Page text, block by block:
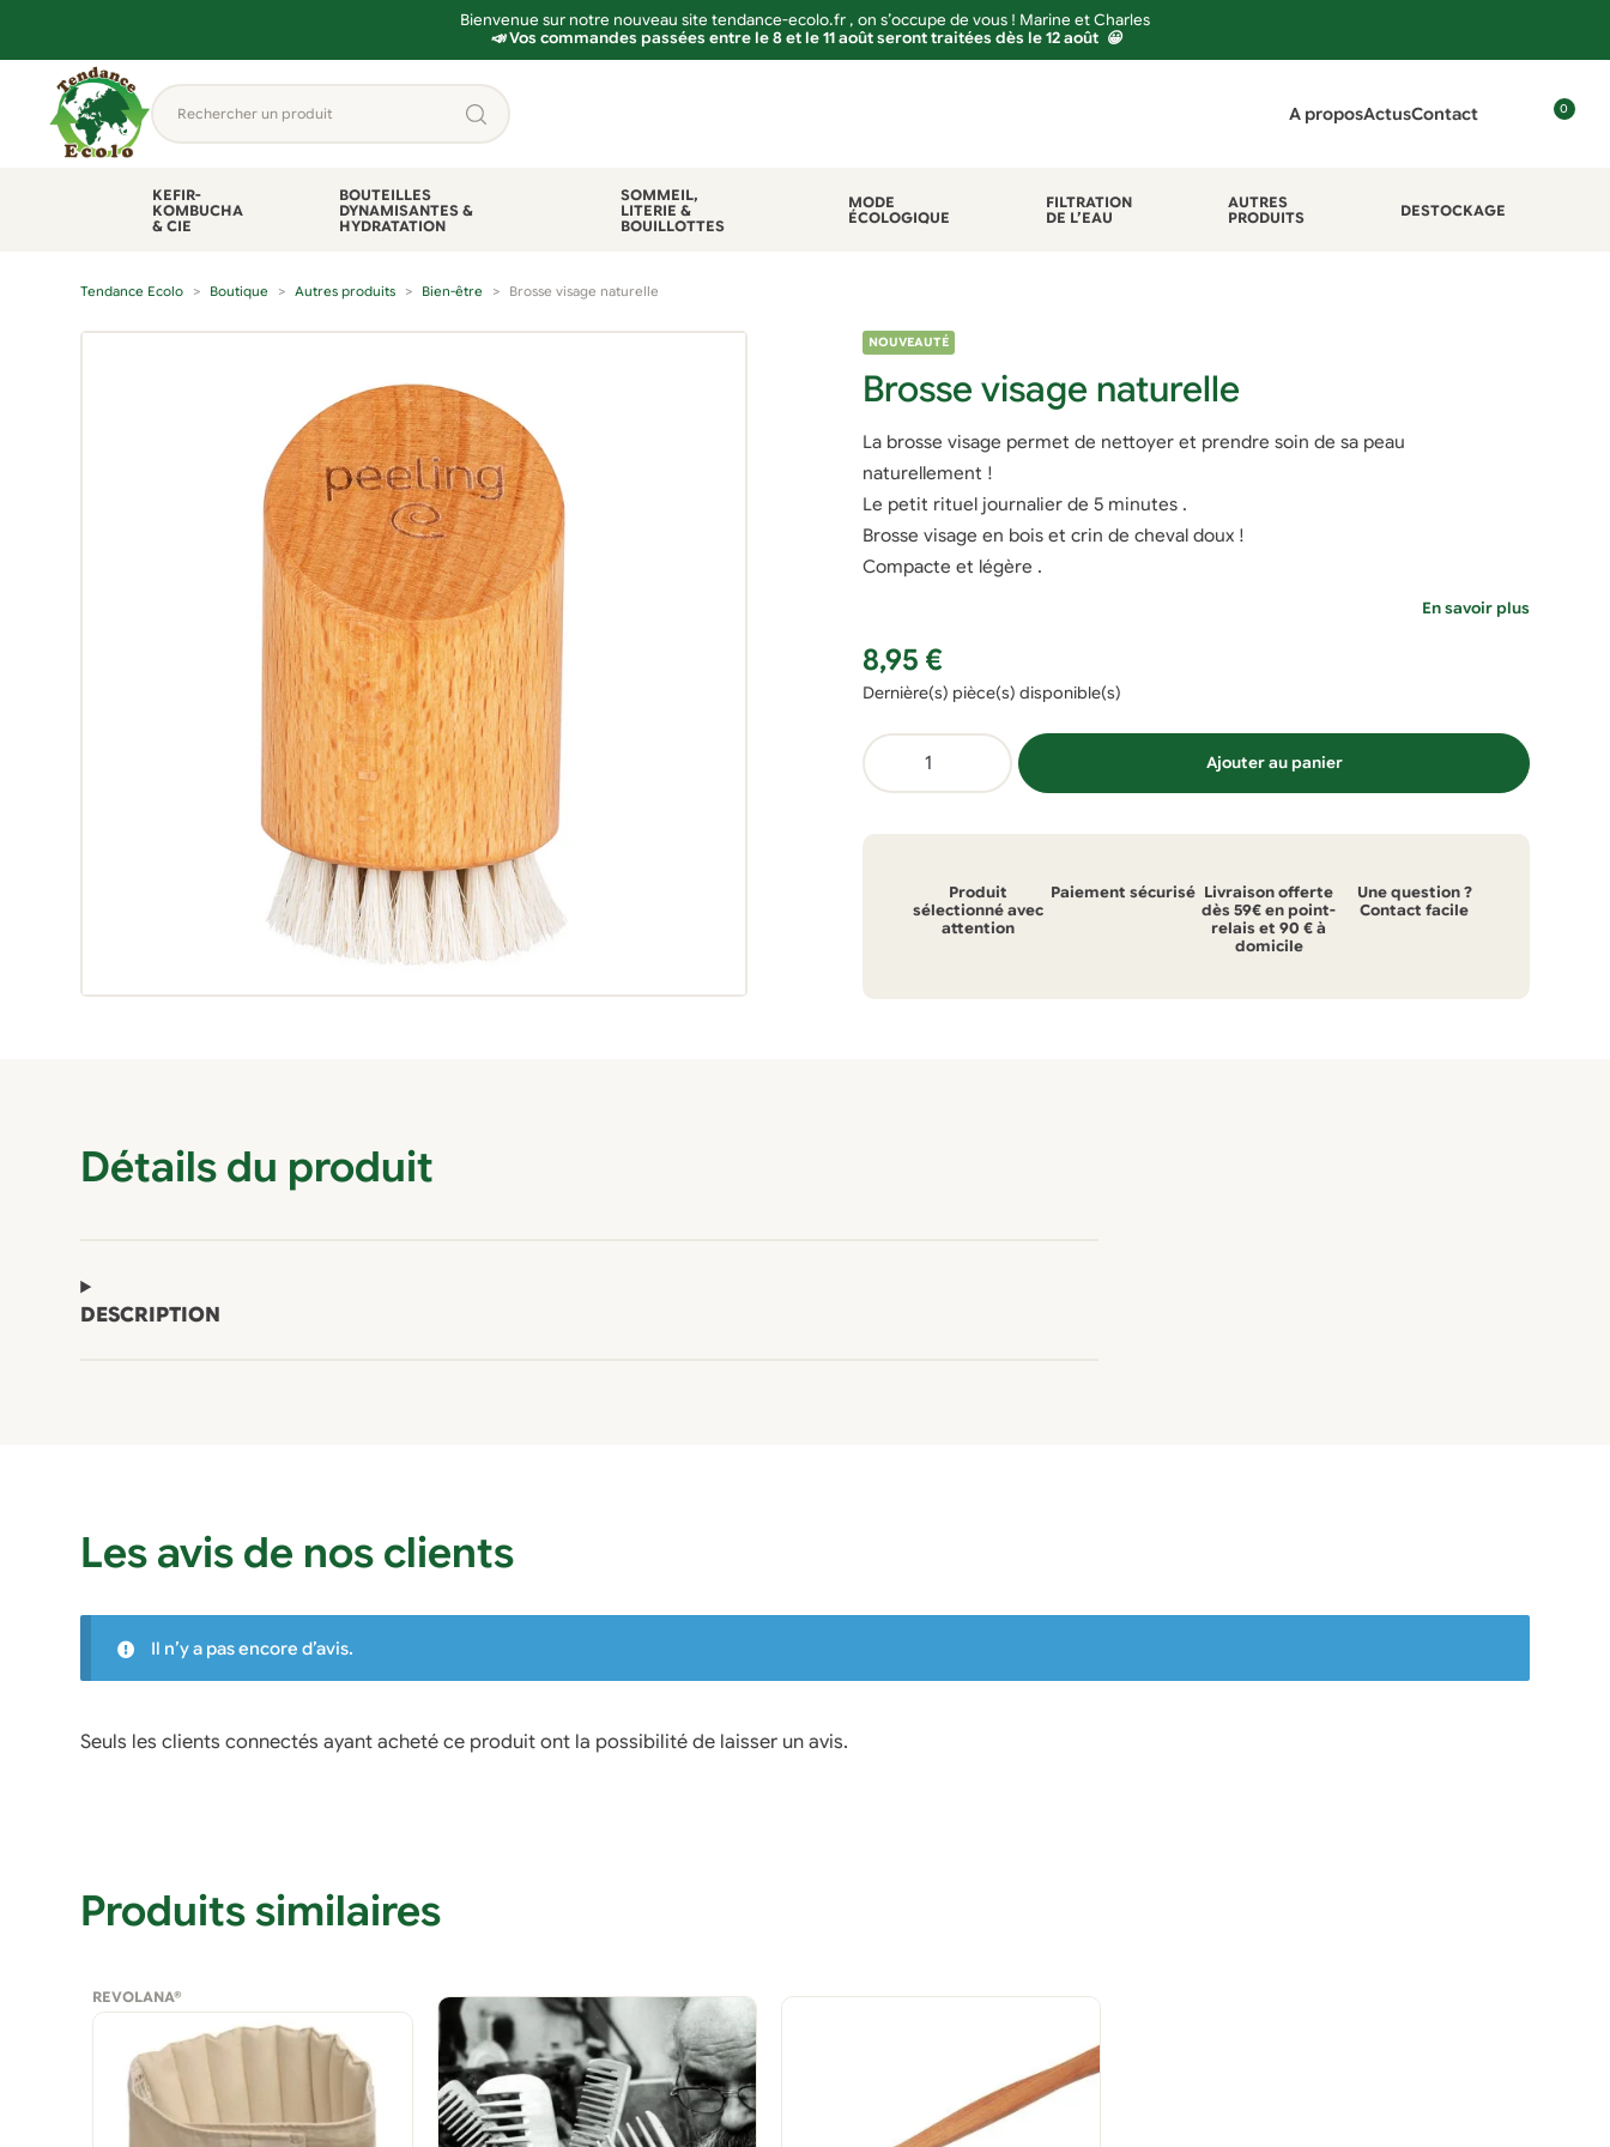
Bienvenue sur notre nouveau site tendance-ecolo.fr , on s’occupe de vous ! Marine et Charles
📣 Vos commandes passées entre le 8 et le 11 août seront traitées dès le 12 août 😀
contenu
Rechercher
un
A proposActusContact
n
0
KEFIR-
KOMBUCHA
& CIE
BOUTEILLES
DYNAMISANTES &
HYDRATATION
SOMMEIL,
LITERIE &
BOUILLOTTES
MODE
ÉCOLOGIQUE
FILTRATION
DE L’EAU
AUTRES
PRODUITS
DESTOCKAGE
Tendance Ecolo Boutique Autres produits Bien-être Brosse visage naturelle
NOUVEAUTÉ
Brosse visage naturelle
La brosse visage permet de nettoyer et prendre soin de sa peau
naturellement !
Le petit rituel journalier de 5 minutes .
Brosse visage en bois et crin de cheval doux !
Compacte et légère .
En savoir plus
8,95 €
Dernière(s) pièce(s) disponible(s)
quantité
de
visage
Ajouter au panier
Produit
sélectionné avec
attention
Paiement sécurisé Livraison offerte
dès 59€ en point-
relais et 90 € à
domicile
Une question ?
Contact facile
Détails du produit
DESCRIPTION
Les avis de nos clients
Il n’y a pas encore d’avis.
Seuls les clients connectés ayant acheté ce produit ont la possibilité de laisser un avis.
Produits similaires
REVOLANA®